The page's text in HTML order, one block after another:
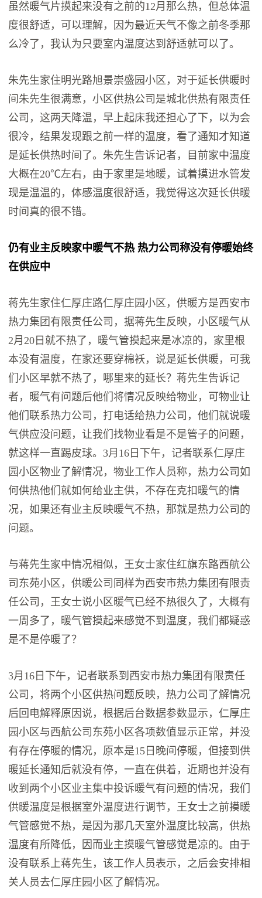
虽然暖气片摸起来没有之前的12月那么热，但总体温
度很舒适，可以理解，因为最近天气不像之前冬季那
么冷了，我认为只要室内温度达到舒适就可以了。
朱先生家住明光路旭景崇盛园小区，对于延长供暖时
间朱先生很满意，小区供热公司是城北供热有限责任
公司，这两天降温，早上起床我还担心了下，以为会
很冷，结果发现跟之前一样的温度，看了通知才知道
是延长供热时间了。朱先生告诉记者，目前家中温度
大概在20℃左右，由于家里是地暖，试着摸进水管发
现是温温的，体感温度很舒适，我觉得这次延长供暖
时间真的很不错。
仍有业主反映家中暖气不热 热力公司称没有停暖始终
在供应中
蒋先生家住仁厚庄路仁厚庄园小区，供暖方是西安市
热力集团有限责任公司，据蒋先生反映，小区暖气从
2月20日就不热了，暖气管摸起来是冰凉的，家里根
本没有温度，在家还要穿棉袄，说是延长供暖，可我
们小区早就不热了，哪里来的延长？蒋先生告诉记
者，暖气有问题后他们将情况反映给物业，可物业让
他们联系热力公司，打电话给热力公司，他们就说暖
气供应没问题，让我们找物业看是不是管子的问题，
就这样一直踢皮球。3月16日下午，记者联系仁厚庄
园小区物业了解情况，物业工作人员称，热力公司如
何供热他们就如何给业主供，不存在克扣暖气的情
况，如果还有业主反映暖气不热，那就是热力公司的
问题。
与蒋先生家中情况相似，王女士家住红旗东路西航公
司东苑小区，供暖公司同样为西安市热力集团有限责
任公司，王女士说小区暖气已经不热很久了，大概有
一周多了，暖气管摸起来感觉不到温度，我们都疑惑
是不是停暖了？
3月16日下午，记者联系到西安市热力集团有限责任
公司，将两个小区供热问题反映，热力公司了解情况
后回电解释原因说，根据后台数据参数显示，仁厚庄
园小区与西航公司东苑小区各项数值显示正常，并没
有存在停暖的情况，原本是15日晚间停暖，但接到供
暖延长通知后就没有停，一直在供着，近期也并没有
收到两个小区业主集中投诉暖气有问题的情况，我们
供暖温度是根据室外温度进行调节，王女士之前摸暖
气管感觉不热，是因为那几天室外温度比较高，供热
温度有所降低，因而业主摸暖气管感觉是凉的。由于
没有联系上蒋先生，该工作人员表示，之后会安排相
关人员去仁厚庄园小区了解情况。